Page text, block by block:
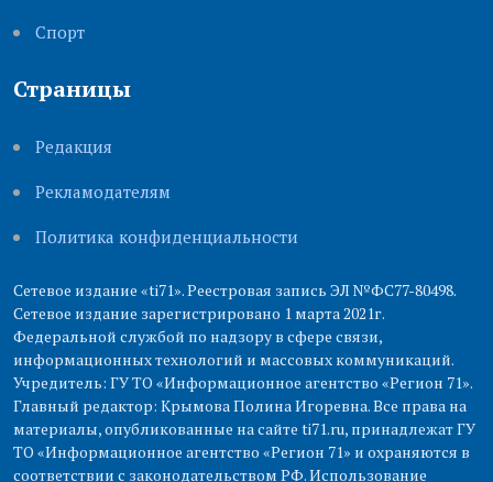
Cпорт
Страницы
Редакция
Рекламодателям
Политика конфиденциальности
Сетевое издание «ti71». Реестровая запись ЭЛ №ФС77-80498.
Сетевое издание зарегистрировано 1 марта 2021г.
Федеральной службой по надзору в сфере связи,
информационных технологий и массовых коммуникаций.
Учредитель: ГУ ТО «Информационное агентство «Регион 71».
Главный редактор: Крымова Полина Игоревна. Все права на
материалы, опубликованные на сайте ti71.ru, принадлежат ГУ
ТО «Информационное агентство «Регион 71» и охраняются в
соответствии с законодательством РФ. Использование